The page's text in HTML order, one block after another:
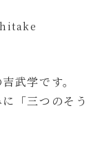
武学です。
「三つのそう